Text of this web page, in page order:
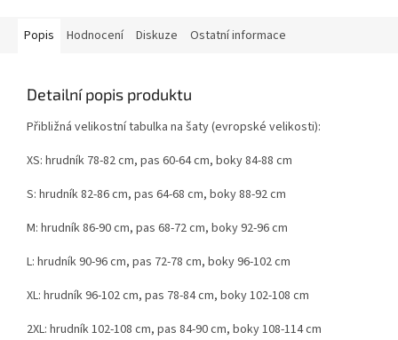
Popis Hodnocení Diskuze Ostatní informace
Detailní popis produktu
Přibližná velikostní tabulka na šaty (evropské velikosti):
XS: hrudník 78-82 cm, pas 60-64 cm, boky 84-88 cm
S: hrudník 82-86 cm, pas 64-68 cm, boky 88-92 cm
M: hrudník 86-90 cm, pas 68-72 cm, boky 92-96 cm
L: hrudník 90-96 cm, pas 72-78 cm, boky 96-102 cm
XL: hrudník 96-102 cm, pas 78-84 cm, boky 102-108 cm
2XL: hrudník 102-108 cm, pas 84-90 cm, boky 108-114 cm